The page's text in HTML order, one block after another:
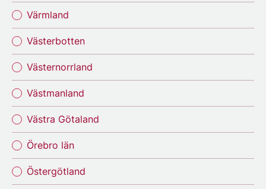
Värmland
Västerbotten
Västernorrland
Västmanland
Västra Götaland
Örebro län
Östergötland